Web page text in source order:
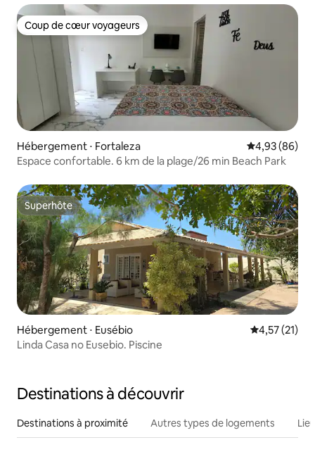
Coup de cœur voyageurs
Coup de cœur voyageurs
Hébergement ⋅ Fortaleza Évaluation
4,93 (86)
Espace confortable. 6 km de la plage/26 min Beach Park
Superhôte
Superhôte
Hébergement ⋅ Eusébio Évaluation
4,57 (21)
Linda Casa no Eusebio. Piscine
Destinations à découvrir
Destinations à proximité Autres types de logements